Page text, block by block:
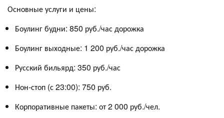
Основные услуги и цены:
Боулинг будни: 850 руб./час дорожка
Боулинг выходные: 1 200 руб./час дорожка
Русский бильярд: 350 руб./час
Нон-стоп (с 23:00): 750 руб.
Корпоративные пакеты: от 2 000 руб./чел.